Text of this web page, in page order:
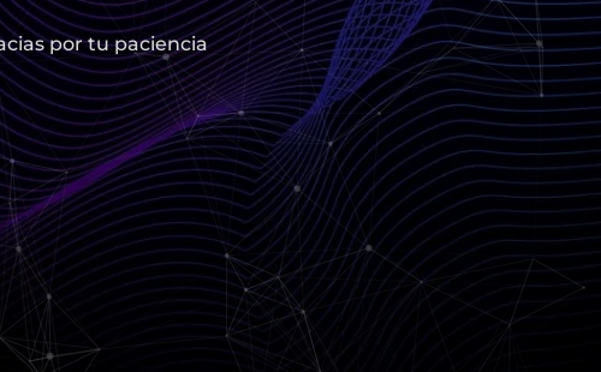
por tu paciencia